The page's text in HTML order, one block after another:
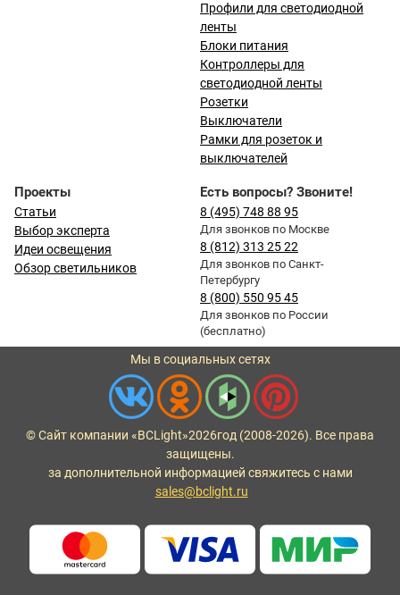
Профили для светодиодной
ленты
Блоки питания
Контроллеры для
светодиодной ленты
Розетки
Выключатели
Рамки для розеток и
выключателей
Проекты
Статьи
Выбор эксперта
Идеи освещения
Обзор светильников
Есть вопросы? Звоните!
8 (495) 748 88 95
Для звонков по Москве
8 (812) 313 25 22
Для звонков по Санкт-
Петербургу
8 (800) 550 95 45
Для звонков по России
(бесплатно)
Мы в социальных сетях
© Сайт компании «BCLight»2026год (2008-2026). Все права
защищены.
за дополнительной информацией свяжитесь с нами
sales@bclight.ru